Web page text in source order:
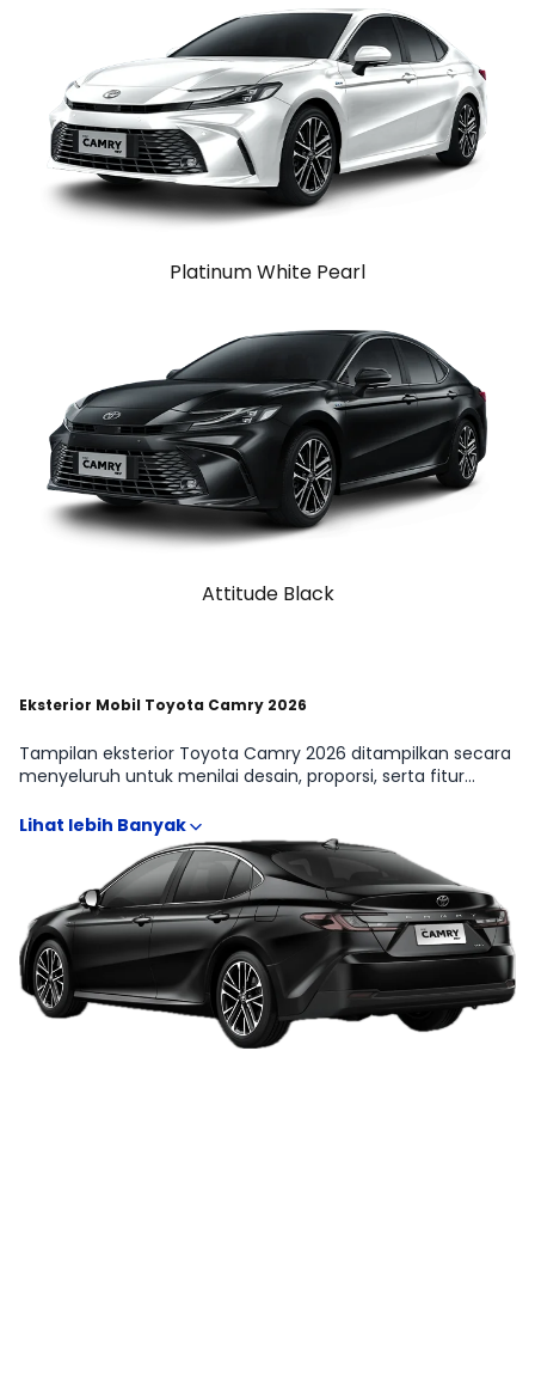
Referensi ini membantu menyaring opsi warna sejak awal,
terutama saat membandingkan Toyota Camry 2.5 V,
Toyota Camry 2.5 HEV yang terkadang memiliki
ketersediaan warna berbeda.
Platinum White Pearl
Attitude Black
Eksterior Mobil Toyota Camry 2026
Tampilan eksterior Toyota Camry 2026 ditampilkan secara
menyeluruh untuk menilai desain, proporsi, serta fitur
penggunaan. Detail seperti desain grille, lampu utama, DRL,
roof rail, hingga ukuran velg dan ground clearance dapat
memberikan gambaran karakter Toyota Camry di segmen
SEDAN apakah lebih cocok untuk harian di kota, keluarga,
atau kebutuhan perjalanan jarak jauh. Informasi visual ini
juga membantu melihat pembeda antar Toyota Camry
2.5 V, Toyota Camry 2.5 HEV secara lebih jelas.